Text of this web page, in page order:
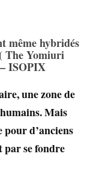
même hybridés
The Yomiuri
ISOPIX
une zone de
Mais
pour d’anciens
par se fondre